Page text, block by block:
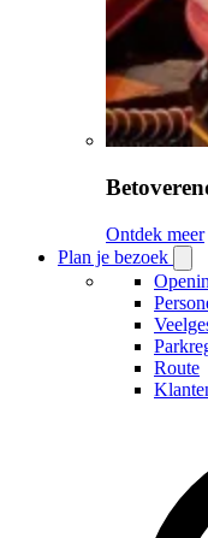
Ontdek meer
Plan je bezoek
je
Route